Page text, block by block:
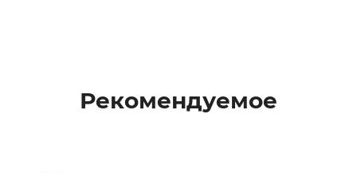
Рекомендуемое